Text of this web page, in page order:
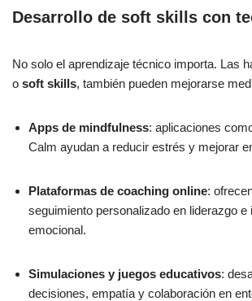
Desarrollo de soft skills con
No solo el aprendizaje técnico importa. Las
o soft skills, también pueden mejorarse
Apps de mindfulness: aplicaciones
Calm ayudan a reducir estrés y mejorar
Plataformas de coaching online:
seguimiento personalizado en liderazgo e
emocional.
Simulaciones y juegos educativos:
decisiones, empatía y colaboración en